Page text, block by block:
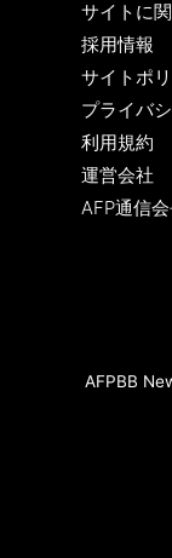
サイトに
採用情報
サイトポ
プライバ
利用規約
運営会社
AFP通信
AFPBB